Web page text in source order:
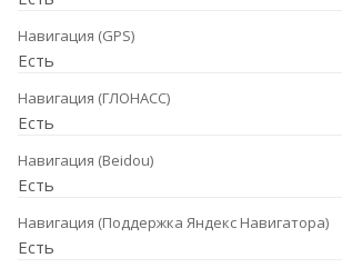
Навигация (GPS)
Есть
Навигация (ГЛОНАСС)
Есть
Навигация (Beidou)
Есть
Навигация (Поддержка Яндекс Навигатора)
Есть